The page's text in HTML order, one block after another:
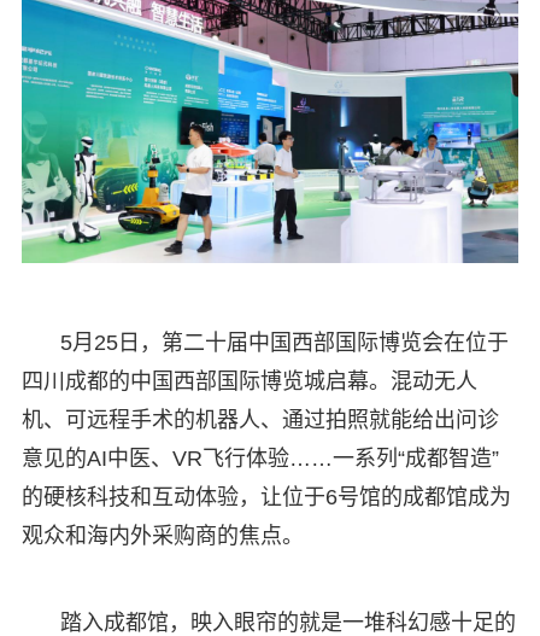
5月25日，第二十届中国西部国际博览会在位于
四川成都的中国西部国际博览城启幕。混动无人
机、可远程手术的机器人、通过拍照就能给出问诊
意见的AI中医、VR飞行体验……一系列“成都智造”
的硬核科技和互动体验，让位于6号馆的成都馆成为
观众和海内外采购商的焦点。
踏入成都馆，映入眼帘的就是一堆科幻感十足的